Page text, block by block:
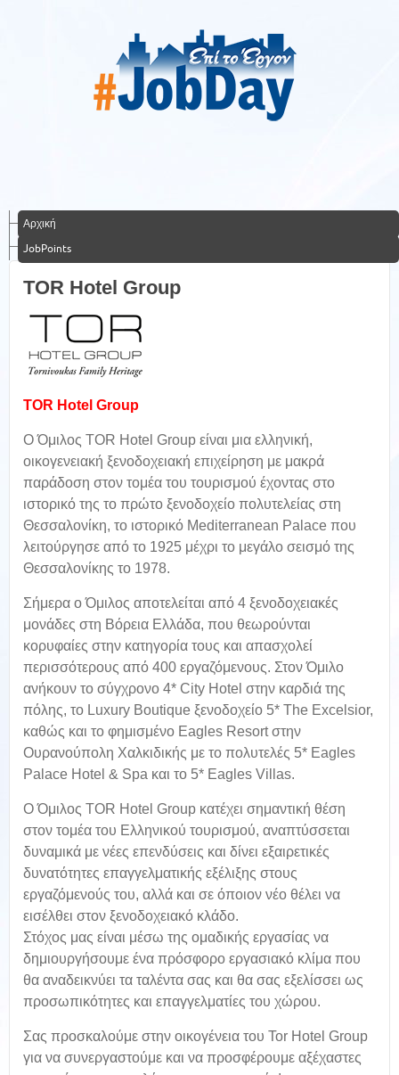
Αρχική
JobPoints
TOR Hotel Group
TOR Hotel Group
Ο Όμιλος TOR Hotel Group είναι μια ελληνική,
οικογενειακή ξενοδοχειακή επιχείρηση με μακρά
παράδοση στον τομέα του τουρισμού έχοντας στο
ιστορικό της το πρώτο ξενοδοχείο πολυτελείας στη
Θεσσαλονίκη, το ιστορικό Mediterranean Palace που
λειτούργησε από το 1925 μέχρι το μεγάλο σεισμό της
Θεσσαλονίκης το 1978.
Σήμερα ο Όμιλος αποτελείται από 4 ξενοδοχειακές
μονάδες στη Βόρεια Ελλάδα, που θεωρούνται
κορυφαίες στην κατηγορία τους και απασχολεί
περισσότερους από 400 εργαζόμενους. Στον Όμιλο
ανήκουν το σύγχρονο 4* City Hotel στην καρδιά της
πόλης, το Luxury Boutique ξενοδοχείο 5* The Excelsior,
καθώς και το φημισμένο Eagles Resort στην
Ουρανούπολη Χαλκιδικής με το πολυτελές 5* Eagles
Palace Hotel & Spa και το 5* Eagles Villas.
Ο Όμιλος TOR Hotel Group κατέχει σημαντική θέση
στον τομέα του Ελληνικού τουρισμού, αναπτύσσεται
δυναμικά με νέες επενδύσεις και δίνει εξαιρετικές
δυνατότητες επαγγελματικής εξέλιξης στους
εργαζόμενούς του, αλλά και σε όποιον νέο θέλει να
εισέλθει στον ξενοδοχειακό κλάδο.
Στόχος μας είναι μέσω της ομαδικής εργασίας να
δημιουργήσουμε ένα πρόσφορο εργασιακό κλίμα που
θα αναδεικνύει τα ταλέντα σας και θα σας εξελίσσει ως
προσωπικότητες και επαγγελματίες του χώρου.
Σας προσκαλούμε στην οικογένεια του Tor Hotel Group
για να συνεργαστούμε και να προσφέρουμε αξέχαστες